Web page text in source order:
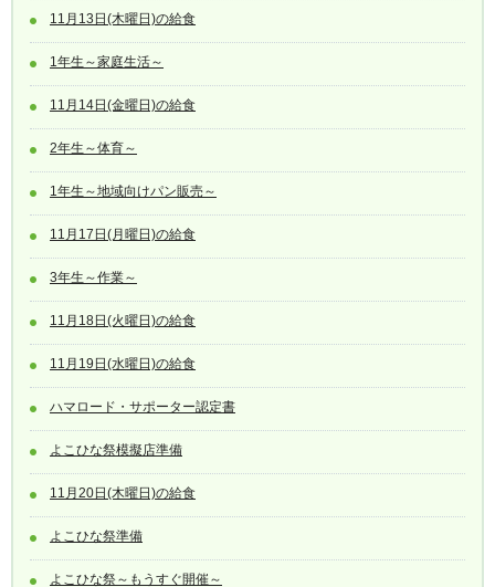
11月13日(木曜日)の給食
1年生～家庭生活～
11月14日(金曜日)の給食
2年生～体育～
1年生～地域向けパン販売～
11月17日(月曜日)の給食
3年生～作業～
11月18日(火曜日)の給食
11月19日(水曜日)の給食
ハマロード・サポーター認定書
よこひな祭模擬店準備
11月20日(木曜日)の給食
よこひな祭準備
よこひな祭～もうすぐ開催～